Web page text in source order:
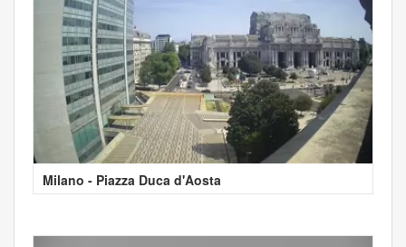
Milano - Piazza Duca d'Aosta